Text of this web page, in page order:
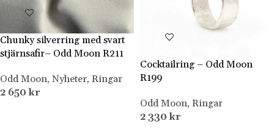
Chunky silverring med svart
stjärnsafir– Odd Moon R211
Odd Moon, Nyheter, Ringar
2 650kr
Cocktailring – Odd Moon
R199
Odd Moon, Ringar
2 330kr